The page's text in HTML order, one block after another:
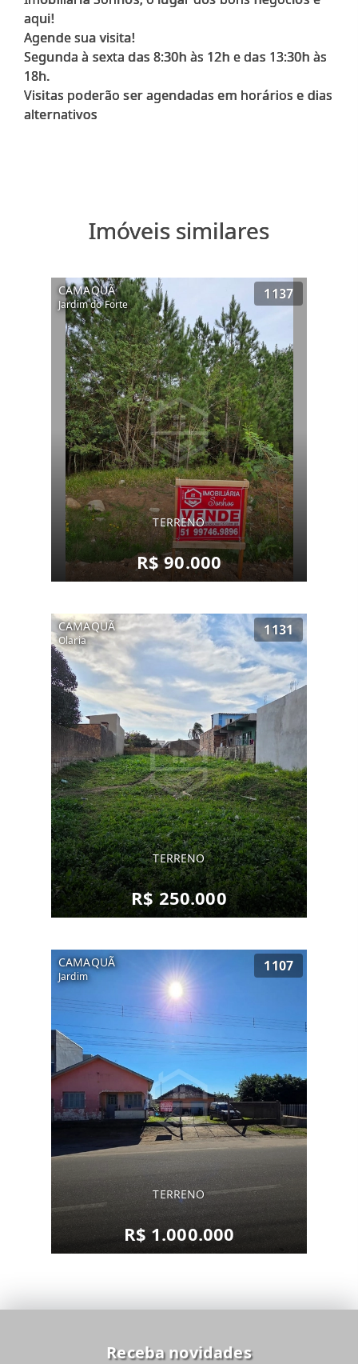
aqui!
Agende sua visita!
Segunda à sexta das 8:30h às 12h e das 13:30h às
18h.
Visitas poderão ser agendadas em horários e dias
alternativos
Imóveis similares
CAMAQUÃ
Jardim do Forte
1137
TERRENO
R$ 90.000
CAMAQUÃ
Olaria
1131
TERRENO
R$ 250.000
CAMAQUÃ
Jardim
1107
TERRENO
R$ 1.000.000
Receba novidades